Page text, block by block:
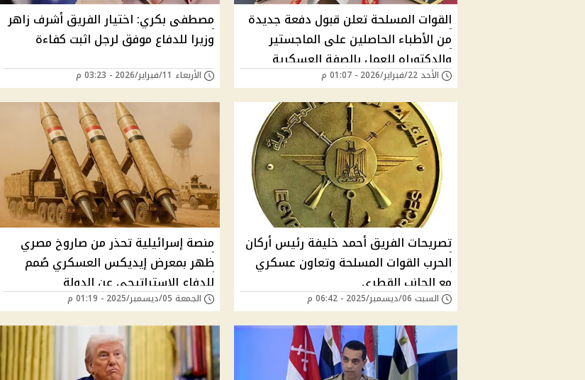
القوات المسلحة تعلن قبول دفعة جديدة
من الأطباء الحاصلين على الماجستير
والدكتوراه للعمل بالصفة العسكرية
الأحد 22/فبراير/2026 - 01:07 م
مصطفى بكري: اختيار الفريق أشرف زاهر
وزيرا للدفاع موفق لرجل اثبت كفاءة
الأربعاء 11/فبراير/2026 - 03:23 م
تصريحات الفريق أحمد خليفة رئيس أركان
الحرب القوات المسلحة وتعاون عسكري
مع الجانب القطري
السبت 06/ديسمبر/2025 - 06:42 م
منصة إسرائيلية تحذر من صاروخ مصري
ظهر بمعرض إيديكس العسكري صُمم
للدفاع الإستراتيجي عن الدولة
الجمعة 05/ديسمبر/2025 - 01:19 م